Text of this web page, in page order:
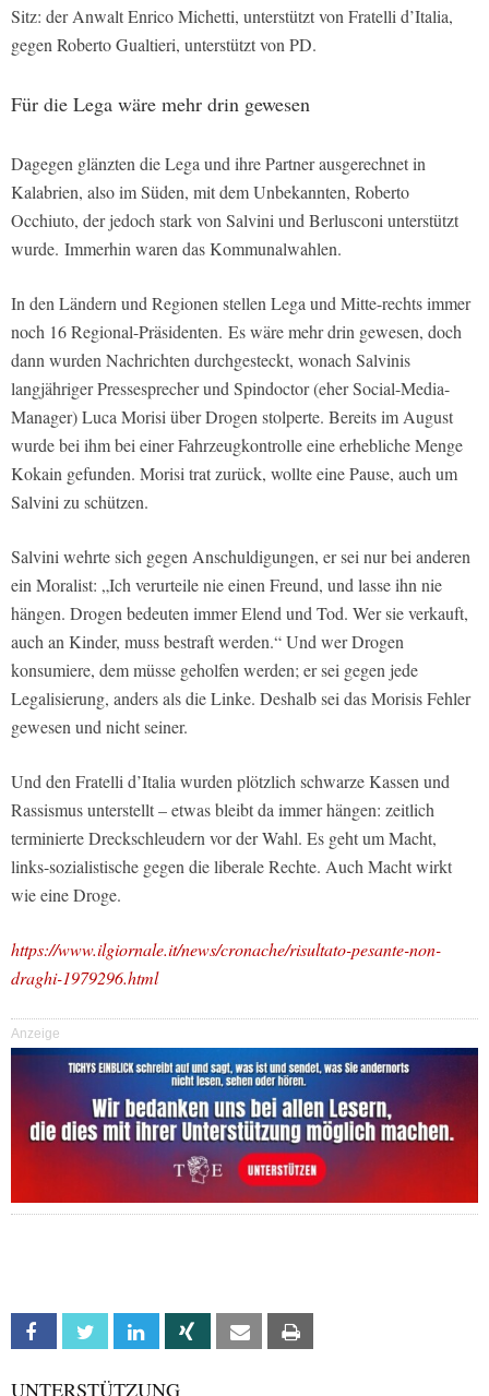
Sitz: der Anwalt Enrico Michetti, unterstützt von Fratelli d’Italia,
gegen Roberto Gualtieri, unterstützt von PD.
Für die Lega wäre mehr drin gewesen
Dagegen glänzten die Lega und ihre Partner ausgerechnet in
Kalabrien, also im Süden, mit dem Unbekannten, Roberto
Occhiuto, der jedoch stark von Salvini und Berlusconi unterstützt
wurde. Immerhin waren das Kommunalwahlen.
In den Ländern und Regionen stellen Lega und Mitte-rechts immer
noch 16 Regional-Präsidenten. Es wäre mehr drin gewesen, doch
dann wurden Nachrichten durchgesteckt, wonach Salvinis
langjähriger Pressesprecher und Spindoctor (eher Social-Media-
Manager) Luca Morisi über Drogen stolperte. Bereits im August
wurde bei ihm bei einer Fahrzeugkontrolle eine erhebliche Menge
Kokain gefunden. Morisi trat zurück, wollte eine Pause, auch um
Salvini zu schützen.
Salvini wehrte sich gegen Anschuldigungen, er sei nur bei anderen
ein Moralist: „Ich verurteile nie einen Freund, und lasse ihn nie
hängen. Drogen bedeuten immer Elend und Tod. Wer sie verkauft,
auch an Kinder, muss bestraft werden.“ Und wer Drogen
konsumiere, dem müsse geholfen werden; er sei gegen jede
Legalisierung, anders als die Linke. Deshalb sei das Morisis Fehler
gewesen und nicht seiner.
Und den Fratelli d’Italia wurden plötzlich schwarze Kassen und
Rassismus unterstellt – etwas bleibt da immer hängen: zeitlich
terminierte Dreckschleudern vor der Wahl. Es geht um Macht,
links-sozialistische gegen die liberale Rechte. Auch Macht wirkt
wie eine Droge.
https://www.ilgiornale.it/news/cronache/risultato-pesante-non-
draghi-1979296.html
Anzeige
Facebook Twitter Linkedin Xing Email
UNTERSTÜTZUNG